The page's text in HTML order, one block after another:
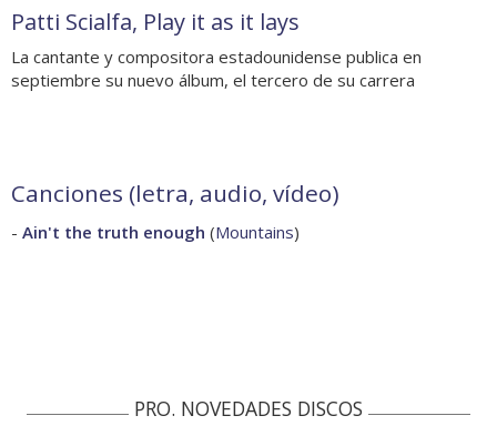
Patti Scialfa, Play it as it lays
La cantante y compositora estadounidense publica en
septiembre su nuevo álbum, el tercero de su carrera
Canciones (letra, audio, vídeo)
- Ain't the truth enough (Mountains)
PRO. NOVEDADES DISCOS